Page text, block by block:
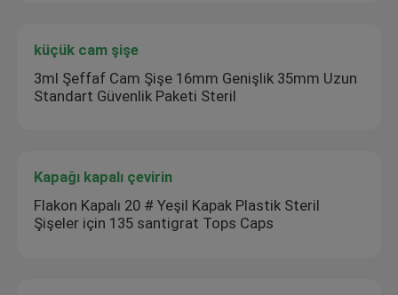
küçük cam şişe
3ml Şeffaf Cam Şişe 16mm Genişlik 35mm Uzun
Standart Güvenlik Paketi Steril
Kapağı kapalı çevirin
Flakon Kapalı 20 # Yeşil Kapak Plastik Steril
Şişeler için 135 santigrat Tops Caps